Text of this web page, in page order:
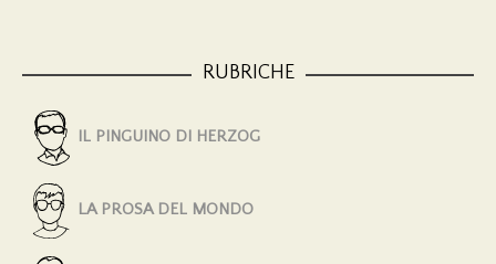
RUBRICHE
IL PINGUINO DI HERZOG
LA PROSA DEL MONDO